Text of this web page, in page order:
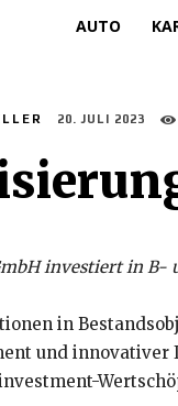
AUTO
20. JULI 2023
investiert in B-
in
und innovativer